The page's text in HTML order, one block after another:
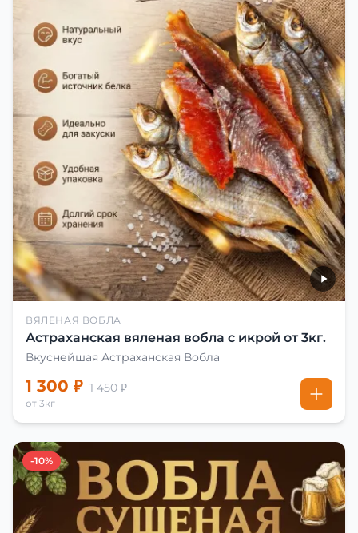
ВЯЛЕНАЯ ВОБЛА
Астраханская вяленая вобла с икрой от 3кг.
Вкуснейшая Астраханская Вобла
1 300 ₽ 1 450 ₽
от 3кг
-10%